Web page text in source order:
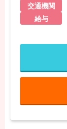
交通機関
給与